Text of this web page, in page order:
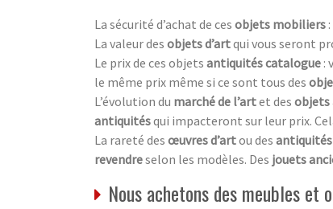
La sécurité d’achat de ces objets mobiliers
La valeur des objets d’artqui vous seront
Le prix de ces objets antiquités catalogue :
le même prix même si ce sont tous des
L’évolution du marché de l’artet des objets
antiquitésqui impacteront sur leur prix.
La rareté des œuvres d’artou des antiquités
revendreselon les modèles. Des jouets
Nous achetons des meubles